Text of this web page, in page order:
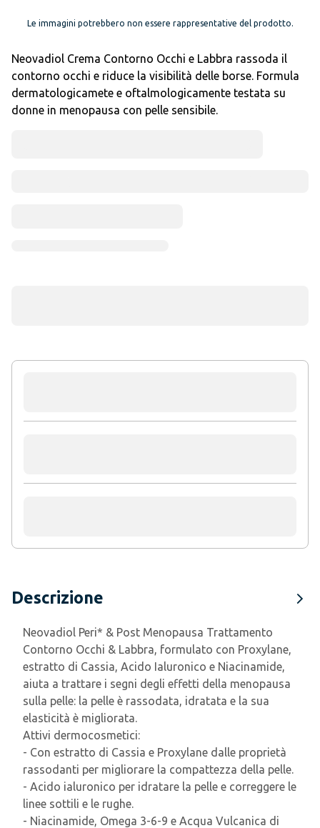
Le immagini potrebbero non essere rappresentative del prodotto.
Neovadiol Crema Contorno Occhi e Labbra rassoda il
contorno occhi e riduce la visibilità delle borse. Formula
dermatologicamete e oftalmologicamente testata su
donne in menopausa con pelle sensibile.
Descrizione
Neovadiol Peri* & Post Menopausa Trattamento
Contorno Occhi & Labbra, formulato con Proxylane,
estratto di Cassia, Acido Ialuronico e Niacinamide,
aiuta a trattare i segni degli effetti della menopausa
sulla pelle: la pelle è rassodata, idratata e la sua
elasticità è migliorata.
Attivi dermocosmetici:
- Con estratto di Cassia e Proxylane dalle proprietà
rassodanti per migliorare la compattezza della pelle.
- Acido ialuronico per idratare la pelle e correggere le
linee sottili e le rughe.
- Niacinamide, Omega 3-6-9 e Acqua Vulcanica di